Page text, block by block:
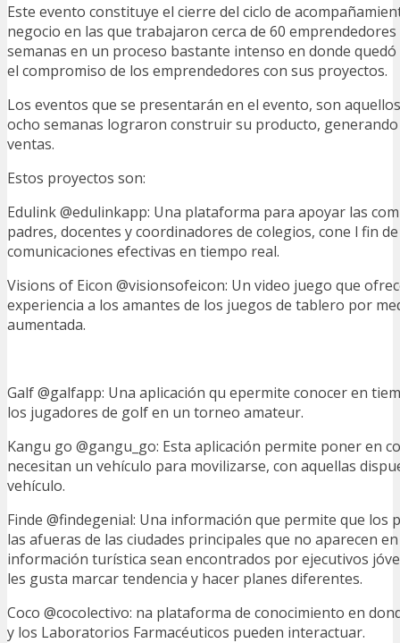
Este evento constituye el cierre del ciclo de
negocio en las que trabajaron cerca de 60
semanas en un proceso bastante intenso en donde
el compromiso de los emprendedores con sus proyectos.
Los eventos que se presentarán en el evento, son
ocho semanas lograron construir su producto,
ventas.
Estos proyectos son:
Edulink @edulinkapp: Una plataforma para apoyar las
padres, docentes y coordinadores de colegios, cone l fin
comunicaciones efectivas en tiempo real.
Visions of Eicon @visionsofeicon: Un video juego que
experiencia a los amantes de los juegos de tablero por
aumentada.
Galf @galfapp: Una aplicación qu epermite conocer en
los jugadores de golf en un torneo amateur.
Kangu go @gangu_go: Esta aplicación permite poner en
necesitan un vehículo para movilizarse, con aquellas
vehículo.
Finde @findegenial: Una información que permite que los
las afueras de las ciudades principales que no aparecen
información turística sean encontrados por ejecutivos
les gusta marcar tendencia y hacer planes diferentes.
Coco @cocolectivo: na plataforma de conocimiento en
y los Laboratorios Farmacéuticos pueden interactuar.